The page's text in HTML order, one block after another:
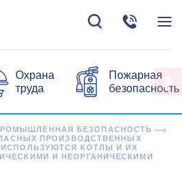
Охрана
труда
Пожарная
безопасность
БЕЗОПАСНОСТЬ
ПРОИЗВОДСТВЕННЫХ
КОТЛЫ И ИХ
И НЕОРГАНИЧЕСКИМИ